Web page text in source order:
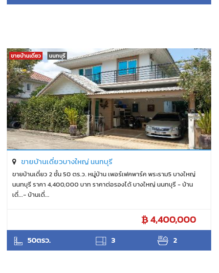
ขายบ้านเดี่ยว นนทบุรี
ขายบ้านเดี่ยวบางใหญ่ นนทบุรี
ขายบ้านเดี่ยว 2 ชั้น 50 ตร.ว. หมู่บ้าน เพอร์เฟคพาร์ค พระราม5 บางใหญ่
นนทบุรี ราคา 4,400,000 บาท ราคาต่อรองได้ บางใหญ่ นนทบุรี - บ้าน
เดี่...- บ้านเดี่...
4,400,000
50ตรว. 3 2
ANTPUNYAPA